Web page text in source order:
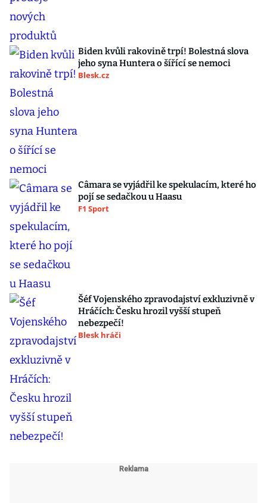
Biden kvůli rakovině trpí! Bolestná slova
jeho syna Huntera o šířící se nemoci
Blesk.cz
Câmara se vyjádřil ke spekulacím, které ho
pojí se sedačkou u Haasu
F1 Sport
Šéf Vojenského zpravodajství exkluzivně v
Hráčích: Česku hrozil vyšší stupeň
nebezpečí!
Blesk hráči